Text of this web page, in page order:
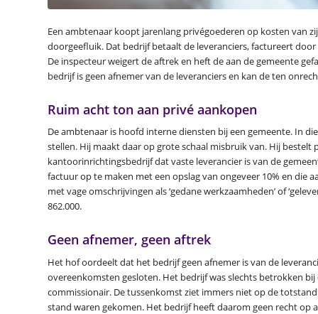
Een ambtenaar koopt jarenlang privégoederen op kosten van
doorgeefluik. Dat bedrijf betaalt de leveranciers, factureert
De inspecteur weigert de aftrek en heft de aan de gemeente
bedrijf is geen afnemer van de leveranciers en kan de ten
Ruim acht ton aan privé aankopen
De ambtenaar is hoofd interne diensten bij een gemeente. In
stellen. Hij maakt daar op grote schaal misbruik van. Hij
kantoorinrichtingsbedrijf dat vaste leverancier is van de
factuur op te maken met een opslag van ongeveer 10% en die
met vage omschrijvingen als ‘gedane werkzaamheden’ of
862.000.
Geen afnemer, geen aftrek
Het hof oordeelt dat het bedrijf geen afnemer is van de
overeenkomsten gesloten. Het bedrijf was slechts betrokken
commissionair. De tussenkomst ziet immers niet op de
stand waren gekomen. Het bedrijf heeft daarom geen recht op